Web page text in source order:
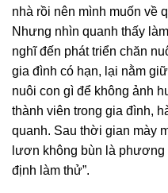
nhà rồi nên mình muốn về
Nhưng nhìn quanh thấy
nghĩ đến phát triển chăn
gia đình có hạn, lại nằm
nuôi con gì để không ảnh
thành viên trong gia đình,
quanh. Sau thời gian mày
lươn không bùn là phương
định làm thử”.